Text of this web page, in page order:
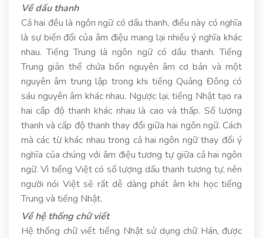
Về dấu thanh
Cả hai đều là ngôn ngữ có dấu thanh, điều này có nghĩa
là sự biến đổi của âm điệu mang lại nhiều ý nghĩa khác
nhau. Tiếng Trung là ngôn ngữ có dấu thanh. Tiếng
Trung giản thể chứa bốn nguyên âm cơ bản và một
nguyên âm trung lập trong khi tiếng Quảng Đông có
sáu nguyên âm khác nhau. Ngược lại, tiếng Nhật tạo ra
hai cấp độ thanh khác nhau là cao và thấp. Số lượng
thanh và cấp độ thanh thay đổi giữa hai ngôn ngữ. Cách
mà các từ khác nhau trong cả hai ngôn ngữ thay đổi ý
nghĩa của chúng với âm điệu tương tự giữa cả hai ngôn
ngữ. Vì tiếng Việt có số lượng dấu thanh tương tự, nên
người nói Việt sẽ rất dễ dàng phát âm khi học tiếng
Trung và tiếng Nhật.
Về hệ thống chữ viết
Hệ thống chữ viết tiếng Nhật sử dụng chữ Hán, được